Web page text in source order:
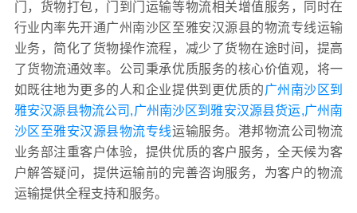
门，货物打包，门到门运输等物流相关增值服务，同时在
行业内率先开通广州南沙区至雅安汉源县的物流专线运输
业务，简化了货物操作流程，减少了货物在途时间，提高
了货物流通效率。公司秉承优质服务的核心价值观，将一
如既往地为更多的人和企业提供到更优质的广州南沙区到
雅安汉源县物流公司,广州南沙区到雅安汉源县货运,广州南
沙区至雅安汉源县物流专线运输服务。港邦物流公司物流
业务部注重客户体验，提供优质的客户服务，全天候为客
户解答疑问，提供运输前的完善咨询服务，为客户的物流
运输提供全程支持和服务。